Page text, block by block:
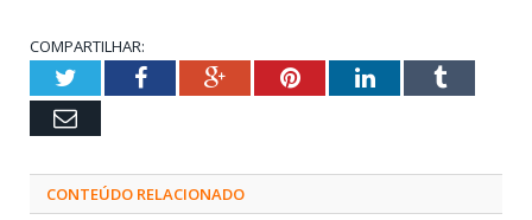
COMPARTILHAR:
TwitterFacebookGoogle+PinterestLinkedInTumblr
Email
CONTEÚDO RELACIONADO